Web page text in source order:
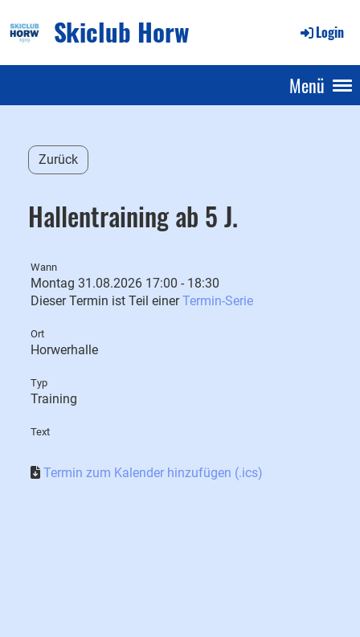
Skiclub Horw Login
Menü
Zurück
Hallentraining ab 5 J.
Wann
Montag 31.08.2026 17:00 - 18:30
Dieser Termin ist Teil einerTermin-Serie
Ort
Horwerhalle
Typ
Training
Text
Termin zum Kalender hinzufügen (.ics)